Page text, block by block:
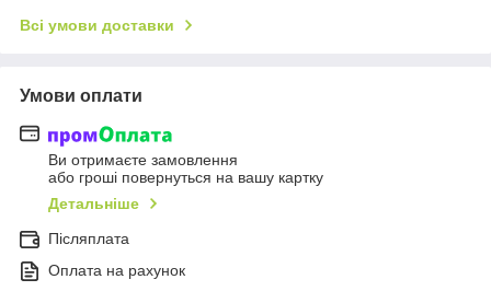
Всі умови доставки
Умови оплати
Ви отримаєте замовлення
або гроші повернуться на вашу картку
Детальніше
Післяплата
Оплата на рахунок